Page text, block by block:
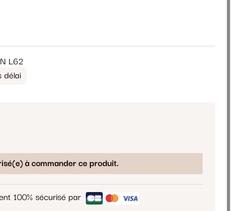
L62
délai
à commander ce produit.
100% sécurisé par